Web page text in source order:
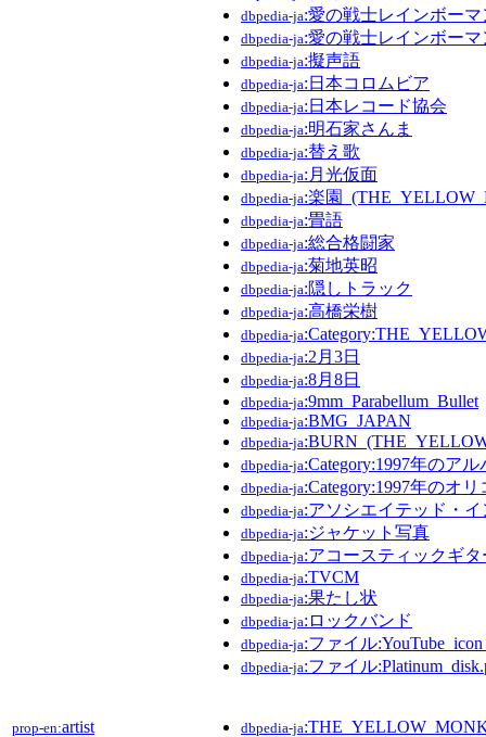
dbpedia-ja:愛の戦士レインボーマ
dbpedia-ja:愛の戦士レインボーマ
dbpedia-ja:擬声語
dbpedia-ja:日本コロムビア
dbpedia-ja:日本レコード協会
dbpedia-ja:明石家さんま
dbpedia-ja:替え歌
dbpedia-ja:月光仮面
dbpedia-ja:楽園
dbpedia-ja:畳語
dbpedia-ja:総合格闘家
dbpedia-ja:菊地英昭
dbpedia-ja:隠しトラック
dbpedia-ja:高橋栄樹
dbpedia-ja
dbpedia-ja:2月3日
dbpedia-ja:8月8日
dbpedia-ja:9mm_Parabellum_Bullet
dbpedia-ja:BMG_JAPAN
dbpedia-ja
dbpedia-ja:Category:1997年のアル
dbpedia-ja:Category:1997年のオ
dbpedia-ja:アソシエイテッド・
dbpedia-ja:ジャケット写真
dbpedia-ja:アコースティックギタ
dbpedia-ja:TVCM
dbpedia-ja:果たし状
dbpedia-ja:ロックバンド
dbpedia-ja:ファイル
dbpedia-ja:ファイル
prop-en:artist dbpedia-ja